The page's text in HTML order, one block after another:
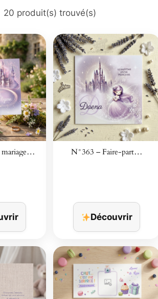
20 produit(s) trouvé(s)
mariage… N°363 – Faire-part…
Découvrir